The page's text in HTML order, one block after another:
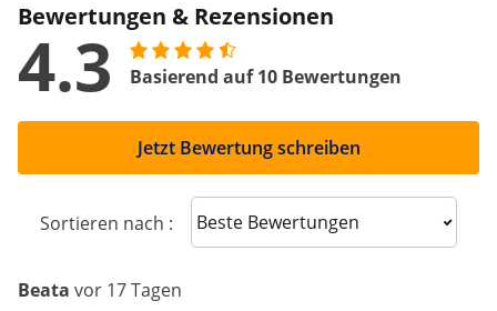
Bewertungen & Rezensionen
4.3 Basierend auf 10 Bewertungen
Jetzt Bewertung schreiben
Sortieren nach : Sort reviews
Beata vor 17 Tagen